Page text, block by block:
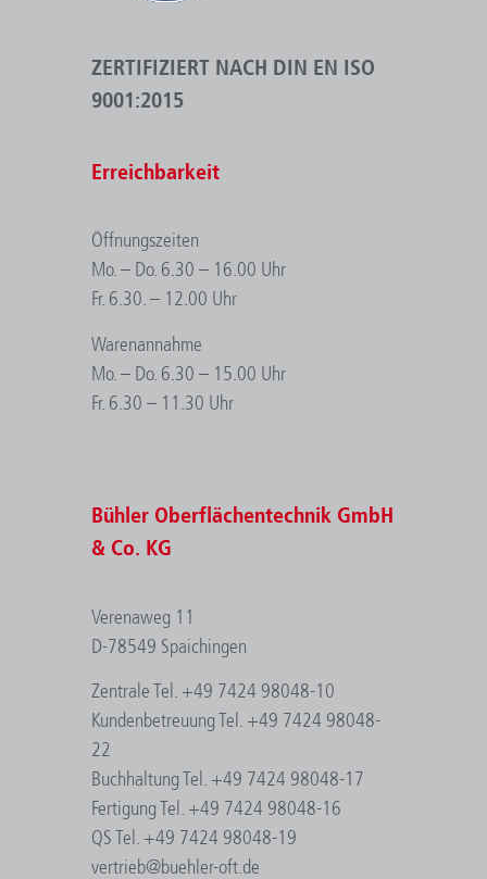
ZERTIFIZIERT NACH DIN EN ISO
9001:2015
Erreichbarkeit
Öffnungszeiten
Mo. – Do. 6.30 – 16.00 Uhr
Fr. 6.30. – 12.00 Uhr
Warenannahme
Mo. – Do. 6.30 – 15.00 Uhr
Fr. 6.30 – 11.30 Uhr
Bühler Oberflächentechnik GmbH
& Co. KG
Verenaweg 11
D-78549 Spaichingen
Zentrale Tel. +49 7424 98048-10
Kundenbetreuung Tel. +49 7424 98048-
22
Buchhaltung Tel. +49 7424 98048-17
Fertigung Tel. +49 7424 98048-16
QS Tel. +49 7424 98048-19
vertrieb@buehler-oft.de